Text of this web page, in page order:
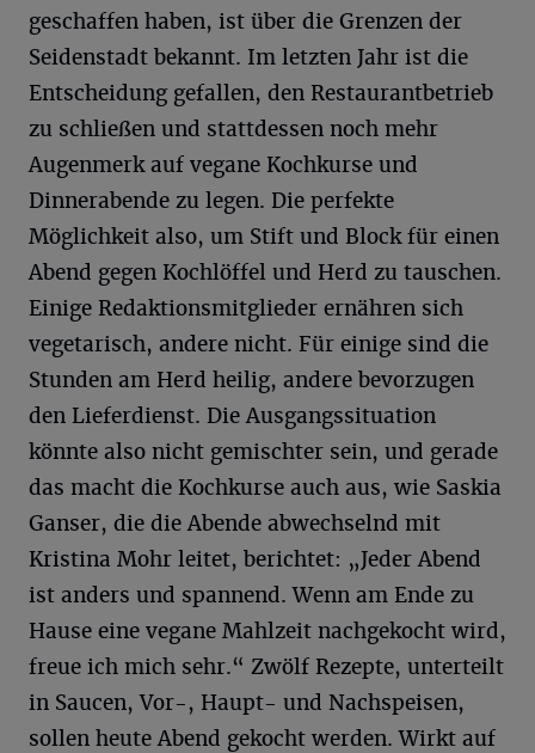
geschaffen haben, ist über die Grenzen der
Seidenstadt bekannt. Im letzten Jahr ist die
Entscheidung gefallen, den Restaurantbetrieb
zu schließen und stattdessen noch mehr
Augenmerk auf vegane Kochkurse und
Dinnerabende zu legen. Die perfekte
Möglichkeit also, um Stift und Block für einen
Abend gegen Kochlöffel und Herd zu tauschen.
Einige Redaktionsmitglieder ernähren sich
vegetarisch, andere nicht. Für einige sind die
Stunden am Herd heilig, andere bevorzugen
den Lieferdienst. Die Ausgangssituation
könnte also nicht gemischter sein, und gerade
das macht die Kochkurse auch aus, wie Saskia
Ganser, die die Abende abwechselnd mit
Kristina Mohr leitet, berichtet: „Jeder Abend
ist anders und spannend. Wenn am Ende zu
Hause eine vegane Mahlzeit nachgekocht wird,
freue ich mich sehr.“ Zwölf Rezepte, unterteilt
in Saucen, Vor-, Haupt- und Nachspeisen,
sollen heute Abend gekocht werden. Wirkt auf